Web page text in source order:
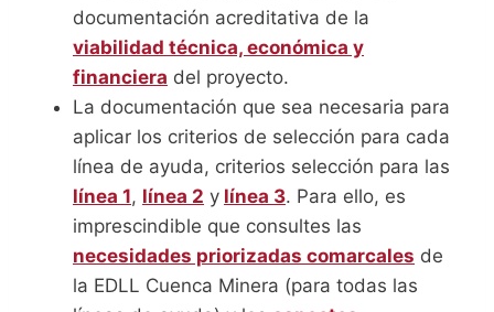
documentación acreditativa de la
viabilidad técnica, económica y
financiera del proyecto.
La documentación que sea necesaria para
aplicar los criterios de selección para cada
línea de ayuda, criterios selección para las
línea 1, línea 2 y línea 3. Para ello, es
imprescindible que consultes las
necesidades priorizadas comarcales de
la EDLL Cuenca Minera (para todas las